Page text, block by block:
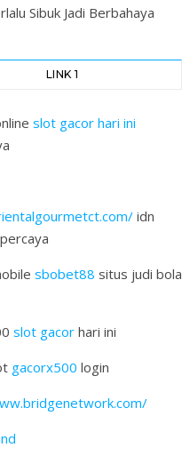
Sibuk Jadi Berbahaya
LINK 1
slot gacor hari ini
idn
sbobet88 situs judi bola
slot gacor hari ini
gacorx500 login